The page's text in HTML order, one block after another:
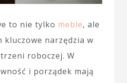
to nie tylko meble, ale
kluczowe narzędzia w
roboczej. W
i porządek mają